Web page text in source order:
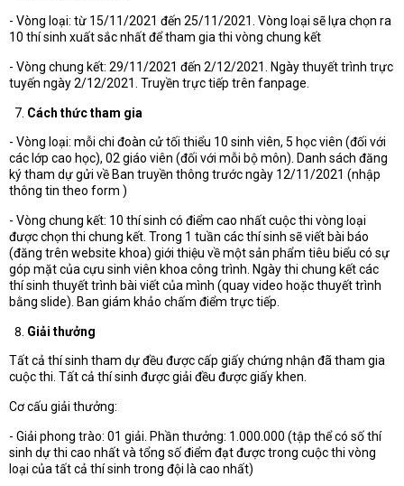
- Vòng loại: từ 15/11/2021 đến 25/11/2021. Vòng loại sẽ lựa chọn ra
10 thí sinh xuất sắc nhất để tham gia thi vòng chung kết
- Vòng chung kết: 29/11/2021 đến 2/12/2021. Ngày thuyết trình trực
tuyến ngày 2/12/2021. Truyền trực tiếp trên fanpage.
Cách thức tham gia
- Vòng loại: mỗi chi đoàn cử tối thiểu 10 sinh viên, 5 học viên (đối với
các lớp cao học), 02 giáo viên (đối với mỗi bộ môn). Danh sách đăng
ký tham dự gửi về Ban truyền thông trước ngày 12/11/2021 (nhập
thông tin theo form )
- Vòng chung kết: 10 thí sinh có điểm cao nhất cuộc thi vòng loại
được chọn thi chung kết. Trong 1 tuần các thí sinh sẽ viết bài báo
(đăng trên website khoa) giới thiệu về một sản phẩm tiêu biểu có sự
góp mặt của cựu sinh viên khoa công trình. Ngày thi chung kết các
thí sinh thuyết trình bài viết của mình (quay video hoặc thuyết trình
bằng slide). Ban giám khảo chấm điểm trực tiếp.
Giải thưởng
Tất cả thí sinh tham dự đều được cấp giấy chứng nhận đã tham gia
cuộc thi. Tất cả thí sinh được giải đều được giấy khen.
Cơ cấu giải thưởng:
- Giải phong trào: 01 giải. Phần thưởng: 1.000.000 (tập thể có số thí
sinh dự thi cao nhất và tổng số điểm đạt được trong cuộc thi vòng
loại của tất cả thí sinh trong đội là cao nhất)